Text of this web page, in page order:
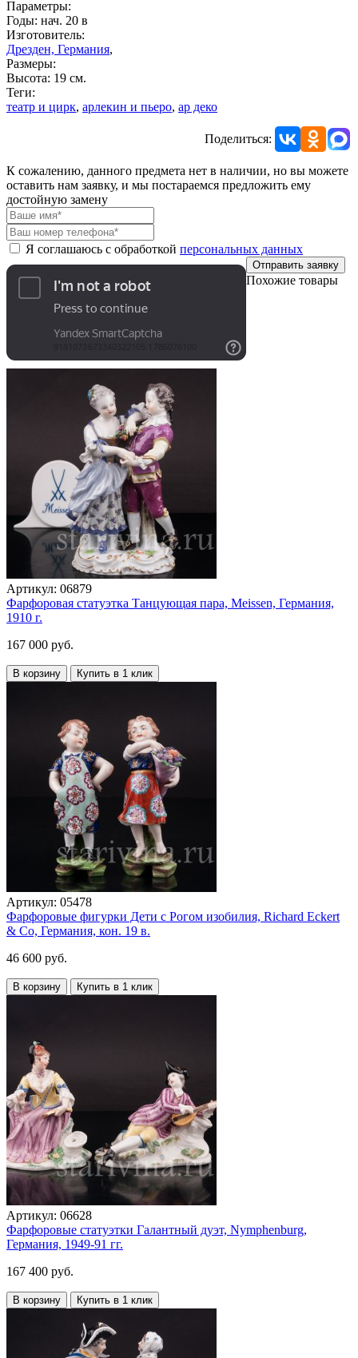
Параметры:
Годы: нач. 20 в
Изготовитель:
Дрезден, Германия,
Размеры:
Высота: 19 см.
Теги:
театр и цирк, арлекин и пьеро, ар деко
Поделиться:
К сожалению, данного предмета нет в наличии, но вы можете
оставить нам заявку, и мы постараемся предложить ему
достойную замену
Я соглашаюсь с обработкой персональных данных
Отправить заявку
Похожие товары
Артикул: 06879
Фарфоровая статуэтка Танцующая пара, Meissen, Германия,
1910 г.
167 000 руб.
В корзину Купить в 1 клик
Артикул: 05478
Фарфоровые фигурки Дети с Рогом изобилия, Richard Eckert
& Co, Германия, кон. 19 в.
46 600 руб.
В корзину Купить в 1 клик
Артикул: 06628
Фарфоровые статуэтки Галантный дуэт, Nymphenburg,
Германия, 1949-91 гг.
167 400 руб.
В корзину Купить в 1 клик